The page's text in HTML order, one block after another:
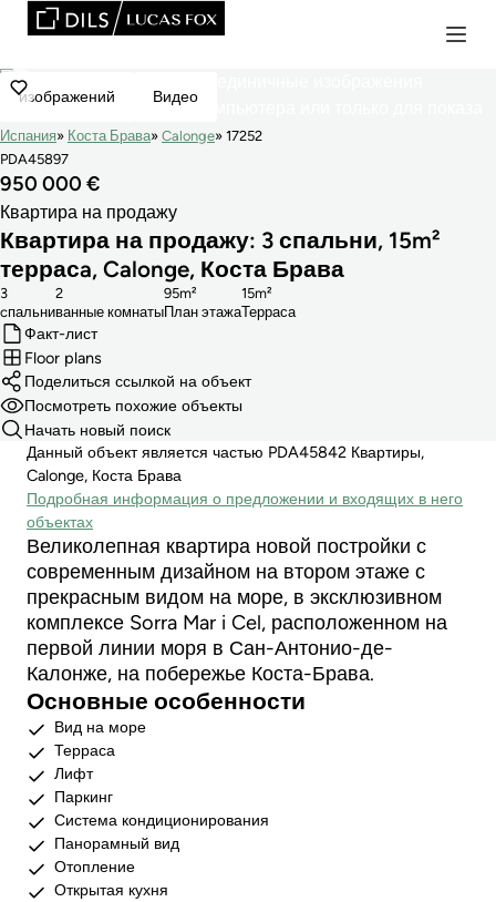
изображений Видео
Испания Коста Брава Calonge
17252
PDA45897
950 000 €
Квартира на продажу
Квартира на продажу: 3 спальни, 15m²
террасa, Calonge, Коста Брава
cпальни
3
ванные комнаты
2
План этажа
95m²
Терраса
15m²
Факт-лист
Floor plans
Поделиться ссылкой на объект
Посмотреть похожие объекты
Начать новый поиск
Данный объект является частью PDA45842 Квартиры,
Calonge, Коста Брава
Подробная информация о предложении и входящих в него
объектах
Великолепная квартира новой постройки с
современным дизайном на втором этаже с
прекрасным видом на море, в эксклюзивном
комплексе Sorra Mar i Cel, расположенном на
первой линии моря в Сан-Антонио-де-
Калонже, на побережье Коста-Брава.
Основные особенности
Вид на море
Терраса
Лифт
Паркинг
Система кондиционирования
Панорамный вид
Отопление
Открытая кухня